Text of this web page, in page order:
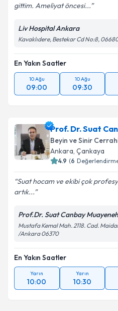
gittim. Ameliyat öncesi...
Liv Hospital Ankara
Kavaklıdere, Bestekar Cd No:8,
En Yakın Saatler
10 Ağu
09:00
10 Ağu
09:30
Prof. Dr. Suat
Beyin ve Sinir
Ankara, Çankaya
4.9 (6
Suat hocam ve ekibi çok
artık...
Prof.Dr. Suat Canbay
Mustafa Kemal Mah. 2118. Cad.
/Ankara 06370
En Yakın Saatler
Yarın
10:00
Yarın
10:30